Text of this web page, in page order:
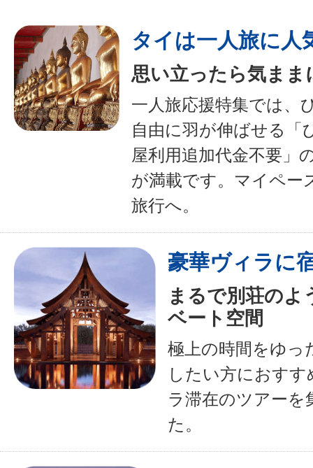
タイは一人旅に人
思い立ったら気まま
一人旅応援特集では、
自由に羽が伸ばせる「
屋利用追加代金不要」
が満載です。マイペー
旅行へ。
豪華ヴィラに
まるで別荘のよ
ベート空間
極上の時間をゆっ
したい方におすす
ラ滞在のツアーを
た。